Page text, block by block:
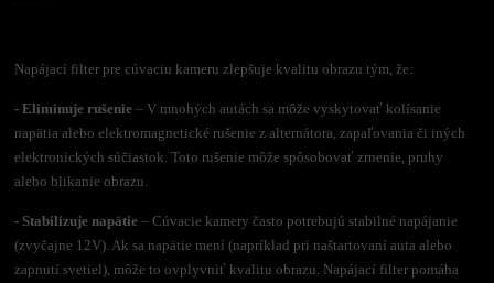
Napájací filter pre cúvaciu kameru zlepšuje kvalitu obrazu tým, že:
- Eliminuje rušenie – V mnohých autách sa môže vyskytovať kolísanie
napätia alebo elektromagnetické rušenie z alternátora, zapaľovania či iných
elektronických súčiastok. Toto rušenie môže spôsobovať zrnenie, pruhy
alebo blikanie obrazu.
- Stabilizuje napätie – Cúvacie kamery často potrebujú stabilné napájanie
(zvyčajne 12V). Ak sa napätie mení (napríklad pri naštartovaní auta alebo
zapnutí svetiel), môže to ovplyvniť kvalitu obrazu. Napájací filter pomáha